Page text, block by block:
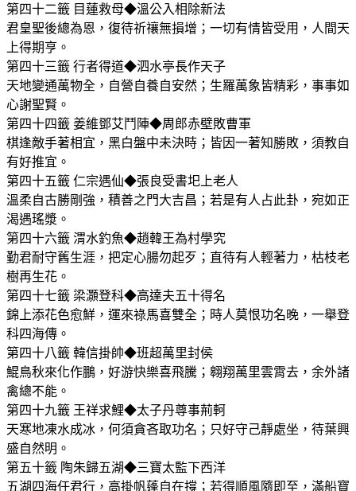
第四十二籤 目蓮救母◆溫公入相除新法
君皇聖後總為恩，復待祈禳無損增；一切有情皆受用，人間天
上得期亨。
第四十三籤 行者得道◆泗水亭長作天子
天地變通萬物全，自營自養自安然；生羅萬象皆精彩，事事如
心謝聖賢。
第四十四籤 姜維鄧艾鬥陣◆周郎赤壁敗曹軍
棋逢敵手著相宜，黑白盤中未決時；皆因一著知勝敗，須教自
有好推宜。
第四十五籤 仁宗遇仙◆張良受書圯上老人
溫柔自古勝剛強，積善之門大吉昌；若是有人占此卦，宛如正
渴遇瑤漿。
第四十六籤 渭水釣魚◆趙韓王為村學究
勤君耐守舊生涯，把定心腸勿起歹；直待有人輕著力，枯枝老
樹再生花。
第四十七籤 梁灝登科◆高達夫五十得名
錦上添花色愈鮮，運來祿馬喜雙全；時人莫恨功名晚，一舉登
科四海傳。
第四十八籤 韓信掛帥◆班超萬里封侯
鯤鳥秋來化作鵬，好游快樂喜飛騰；翱翔萬里雲霄去，余外諸
禽總不能。
第四十九籤 王祥求鯉◆太子丹尊事荊軻
天寒地凍水成冰，何須貪吝取功名；只好守己靜處坐，待葉興
盛自然明。
第五十籤 陶朱歸五湖◆三寶太監下西洋
五湖四海任君行，高掛帆蓬自在撐；若得順風隨即至，滿船寶